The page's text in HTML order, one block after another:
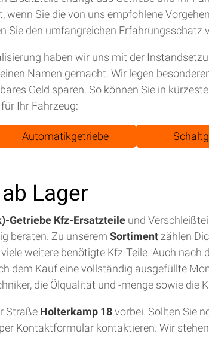
Sie die von uns empfohlene
Sie den umfangreichen Erfahrungsschatz
haben wir uns mit der
Namen gemacht. Wir legen
Geld sparen. So können Sie in
Ihr Fahrzeug:
Automatikgetriebe
Lager
Getriebe Kfz-Ersatzteile und
beraten. Zu unserem Sortiment zählen
weitere benötigte Kfz-Teile. Auch
dem Kauf eine vollständig ausgefüllte
die Ölqualität und -menge sowie die
Straße Holterkamp 18vorbei. Sollten Sie
Kontaktformular kontaktieren. Wir